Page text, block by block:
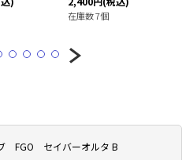
FGO セイバーオルタ B
在庫数 7個